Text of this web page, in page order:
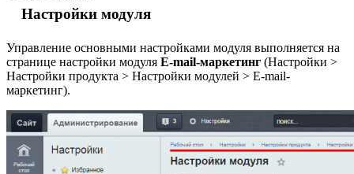
Настройки модуля
Управление основными настройками модуля выполняется на
странице настройки модуля E-mail-маркетинг (Настройки >
Настройки продукта > Настройки модулей > E-mail-
маркетинг).